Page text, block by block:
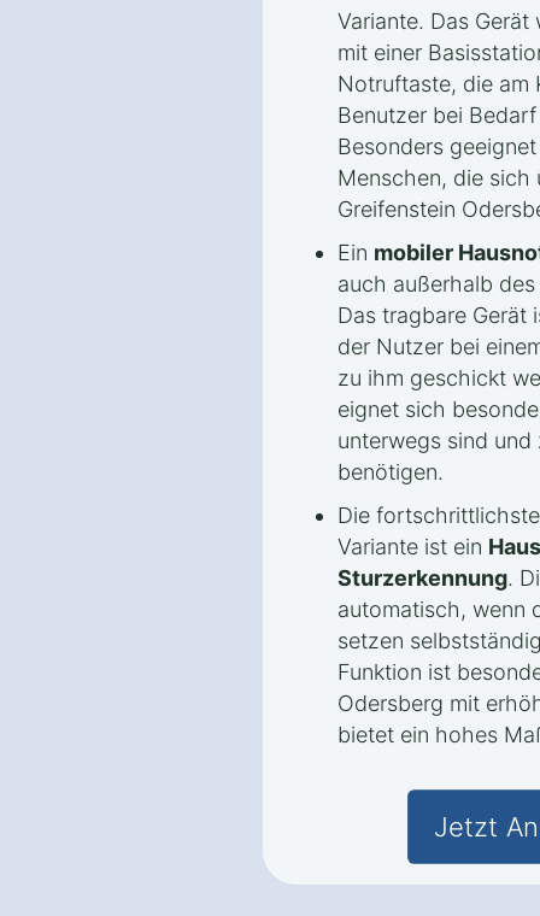
Variante. Das
mit einer
Notruftaste, die am
Benutzer bei
Besonders
Menschen, die sich
Greifenstein
Ein mobiler
auch außerhalb
Das tragbare Gerät
der Nutzer bei
zu ihm geschickt
eignet sich
unterwegs sind
benötigen.
Die
Variante ist ein
Sturzerkennung.
automatisch, wenn
setzen
Funktion ist
Odersberg mit
bietet ein hohes
Jetzt